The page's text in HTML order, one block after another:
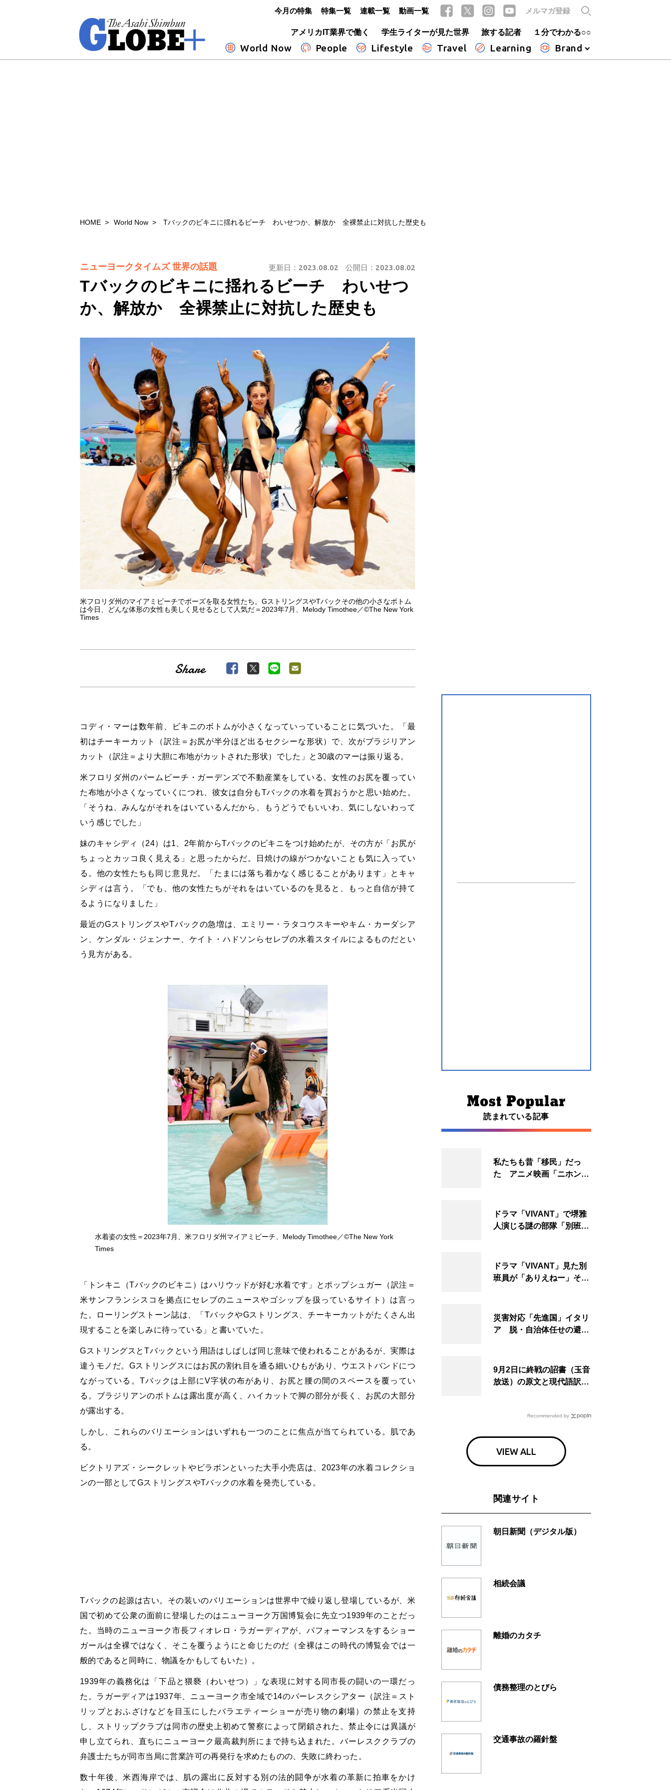
アメリカIT業界で働く
学生ライターが見た世界 旅する記者 １分でわかる○○
World Now People Lifestyle Travel Learning Brand
今月の特集 特集一覧 連載一覧 動画一覧 メルマガ登録
HOME World Now Tバックのビキニに揺れるビーチ わいせつか、解放か 全裸禁止に対抗した歴史も
Tバックのビキニに揺れるビーチ わいせつ
か、解放か 全裸禁止に対抗した歴史も
ニューヨークタイムズ 世界の話題 更新日： 2023.08.02 公開日： 2023.08.02
米フロリダ州のマイアミビーチでポーズを取る女性たち。GストリングスやTバックその他の小さなボトム
は今日、どんな体形の女性も美しく見せるとして人気だ＝2023年7月、Melody Timothee／©The New York
Times
コディ・マーは数年前、ビキニのボトムが小さくなっていっていることに気づいた。「最
初はチーキーカット（訳注＝お尻が半分ほど出るセクシーな形状）で、次がブラジリアン
カット（訳注＝より大胆に布地がカットされた形状）でした」と30歳のマーは振り返る。
米フロリダ州のパームビーチ・ガーデンズで不動産業をしている。女性のお尻を覆ってい
た布地が小さくなっていくにつれ、彼女は自分もTバックの水着を買おうかと思い始めた。
「そうね、みんながそれをはいているんだから、もうどうでもいいわ、気にしないわって
いう感じでした」
妹のキャシディ（24）は1、2年前からTバックのビキニをつけ始めたが、その方が「お尻が
ちょっとカッコ良く見える」と思ったからだ。日焼けの線がつかないことも気に入ってい
る。他の女性たちも同じ意見だ。「たまには落ち着かなく感じることがあります」とキャ
シディは言う。「でも、他の女性たちがそれをはいているのを見ると、もっと自信が持て
るようになりました」
最近のGストリングスやTバックの急増は、エミリー・ラタコウスキーやキム・カーダシア
ン、ケンダル・ジェンナー、ケイト・ハドソンらセレブの水着スタイルによるものだとい
う見方がある。
水着姿の女性＝2023年7月、米フロリダ州マイアミビーチ、Melody Timothee／©The New York
Times
「トンキニ（Tバックのビキニ）はハリウッドが好む水着です」とポップシュガー（訳注＝
米サンフランシスコを拠点にセレブのニュースやゴシップを扱っているサイト）は言っ
た。ローリングストーン誌は、「TバックやGストリングス、チーキーカットがたくさん出
現することを楽しみに待っている」と書いていた。
GストリングスとTバックという用語はしばしば同じ意味で使われることがあるが、実際は
違うモノだ。Gストリングスにはお尻の割れ目を通る細いひもがあり、ウエストバンドにつ
ながっている。Tバックは上部にV字状の布があり、お尻と腰の間のスペースを覆ってい
る。ブラジリアンのボトムは露出度が高く、ハイカットで脚の部分が長く、お尻の大部分
が露出する。
しかし、これらのバリエーションはいずれも一つのことに焦点が当てられている。肌であ
る。
ビクトリアズ・シークレットやビラボンといった大手小売店は、2023年の水着コレクショ
ンの一部としてGストリングスやTバックの水着を発売している。
Tバックの起源は古い。その装いのバリエーションは世界中で繰り返し登場しているが、米
国で初めて公衆の面前に登場したのはニューヨーク万国博覧会に先立つ1939年のことだっ
た。当時のニューヨーク市長フィオレロ・ラガーディアが、パフォーマンスをするショー
ガールは全裸ではなく、そこを覆うようにと命じたのだ（全裸はこの時代の博覧会では一
般的であると同時に、物議をかもしてもいた）。
1939年の義務化は「下品と猥褻（わいせつ）」な表現に対する同市長の闘いの一環だっ
た。ラガーディアは1937年、ニューヨーク市全域で14のバーレスクシアター（訳注＝スト
リップとおふざけなどを目玉にしたバラエティーショーが売り物の劇場）の禁止を支持
し、ストリップクラブは同市の歴史上初めて警察によって閉鎖された。禁止令には異議が
申し立てられ、直ちにニューヨーク最高裁判所にまで持ち込まれた。バーレスククラブの
弁護士たちが同市当局に営業許可の再発行を求めたものの、失敗に終わった。
数十年後、米西海岸では、肌の露出に反対する別の法的闘争が水着の革新に拍車をかけ
読まれている記事
私たちも昔「移民」だっ
た アニメ映画「ニホンジ
ドラマ「VIVANT」で堺雅
人演じる謎の部隊「別班」
ドラマ「VIVANT」見た別
班員が「ありえねー」その
災害対応「先進国」イタリ
ア 脱・自治体任せの避難
9月2日に終戦の詔書（玉音
放送）の原文と現代語訳を
Recommended by
VIEW ALL
関連サイト
朝日新聞（デジタル版）
相続会議
離婚のカタチ
債務整理のとびら
交通事故の羅針盤